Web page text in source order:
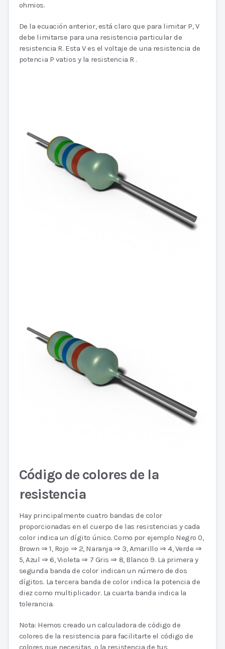
ohmios.
De la ecuación anterior, está claro que para limitar P, V
debe limitarse para una resistencia particular de
resistencia R. Esta V es el voltaje de una resistencia de
potencia P vatios y la resistencia R .
Código de colores de la
resistencia
Hay principalmente cuatro bandas de color
proporcionadas en el cuerpo de las resistencias y cada
color indica un dígito único. Como por ejemplo Negro 0,
Brown ⇒ 1, Rojo ⇒ 2, Naranja ⇒ 3, Amarillo ⇒ 4, Verde ⇒
5, Azul ⇒ 6, Violeta ⇒ 7 Gris ⇒ 8, Blanco 9. La primera y
segunda banda de color indican un número de dos
dígitos. La tercera banda de color indica la potencia de
diez como multiplicador. La cuarta banda indica la
tolerancia.
Nota: Hemos creado un calculadora de código de
colores de la resistencia para facilitarte el código de
colores que necesitas, o la resistencia de tus